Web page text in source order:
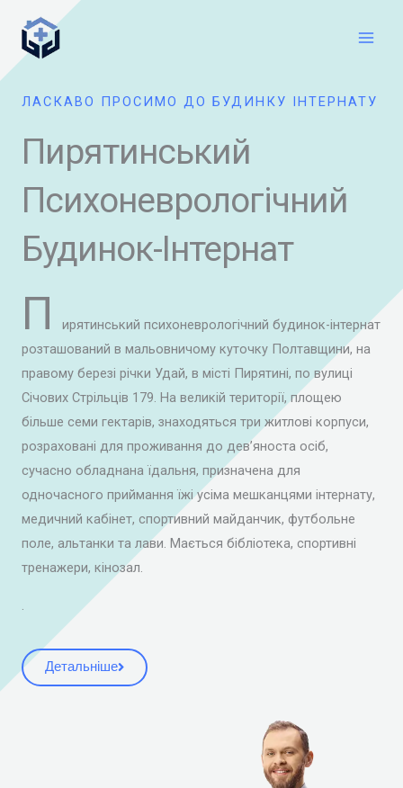
вмісту
ЛАСКАВО ПРОСИМО ДО БУДИНКУ ІНТЕРНАТУ
Пирятинський
Психоневрологічний
Будинок-Інтернат
П
ирятинський психоневрологічний будинок-інтернат
розташований в мальовничому куточку Полтавщини, на
правому березі річки Удай, в місті Пирятині, по вулиці
Січових Стрільців 179. На великій території, площею
більше семи гектарів, знаходяться три житлові корпуси,
розраховані для проживання до дев’яноста осіб,
сучасно обладнана їдальня, призначена для
одночасного приймання їжі усіма мешканцями інтернату,
медичний кабінет, спортивний майданчик, футбольне
поле, альтанки та лави. Мається бібліотека, спортивні
тренажери, кінозал.
Детальніше